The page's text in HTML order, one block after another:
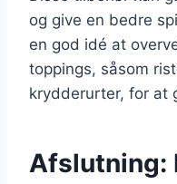
og give en bedre
en god idé at
toppings, såsom
krydderurter, for at
Afslutning: